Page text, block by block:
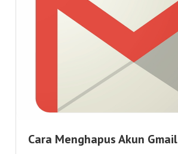
Cara Menghapus Akun Gmail